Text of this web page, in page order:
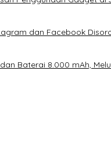
dan Facebook
Baterai 8.000 mAh,